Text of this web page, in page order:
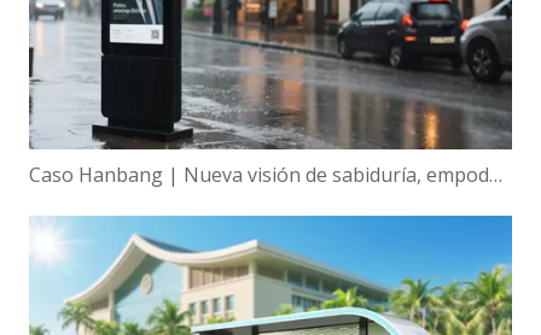
Caso Hanbang | Nueva visión de sabiduría, empoderamiento global de la tecnología de visualización inteligente de Hanbang